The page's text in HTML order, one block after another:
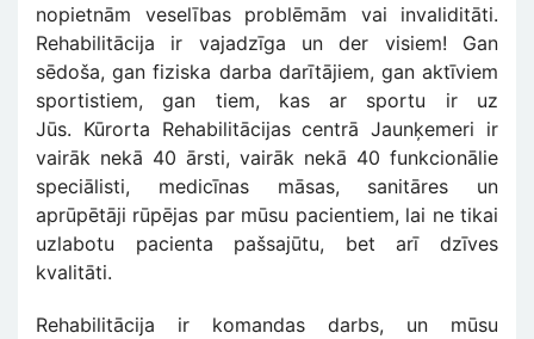
nopietnām veselības problēmām vai invaliditāti.
Rehabilitācija ir vajadzīga un der visiem! Gan
sēdoša, gan fiziska darba darītājiem, gan aktīviem
sportistiem, gan tiem, kas ar sportu ir uz
Jūs. Kūrorta Rehabilitācijas centrā Jaunķemeri ir
vairāk nekā 40 ārsti, vairāk nekā 40 funkcionālie
speciālisti, medicīnas māsas, sanitāres un
aprūpētāji rūpējas par mūsu pacientiem, lai ne tikai
uzlabotu pacienta pašsajūtu, bet arī dzīves
kvalitāti.
Rehabilitācija ir komandas darbs, un mūsu